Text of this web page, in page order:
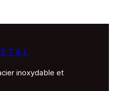
inoxydable et